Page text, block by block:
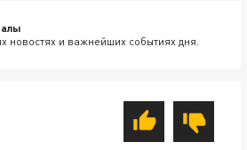
новостях и важнейших событиях дня.